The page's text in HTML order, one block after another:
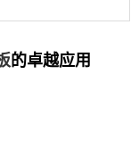
的卓越应用